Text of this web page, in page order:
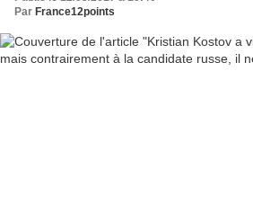
Par France12points